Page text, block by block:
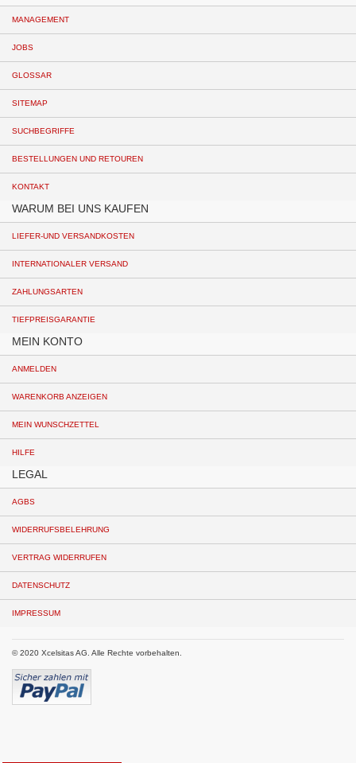
MANAGEMENT
JOBS
GLOSSAR
SITEMAP
SUCHBEGRIFFE
BESTELLUNGEN UND RETOUREN
KONTAKT
WARUM BEI UNS KAUFEN
LIEFER-UND VERSANDKOSTEN
INTERNATIONALER VERSAND
ZAHLUNGSARTEN
TIEFPREISGARANTIE
MEIN KONTO
ANMELDEN
WARENKORB ANZEIGEN
MEIN WUNSCHZETTEL
HILFE
LEGAL
AGBS
WIDERRUFSBELEHRUNG
VERTRAG WIDERRUFEN
DATENSCHUTZ
IMPRESSUM
© 2020 Xcelsitas AG. Alle Rechte vorbehalten.